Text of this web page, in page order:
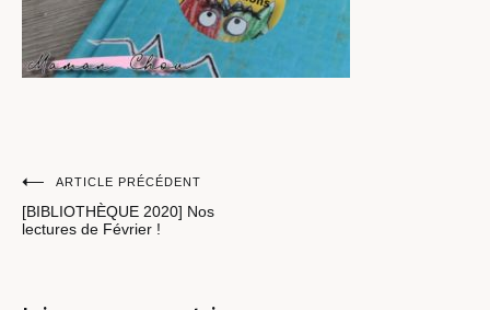
Navigation
de
ARTICLE PRÉCÉDENT
[BIBLIOTHÈQUE 2020] Nos
lectures de Février !